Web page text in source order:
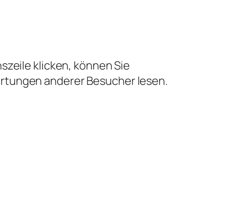
klicken, können Sie
anderer Besucher lesen.